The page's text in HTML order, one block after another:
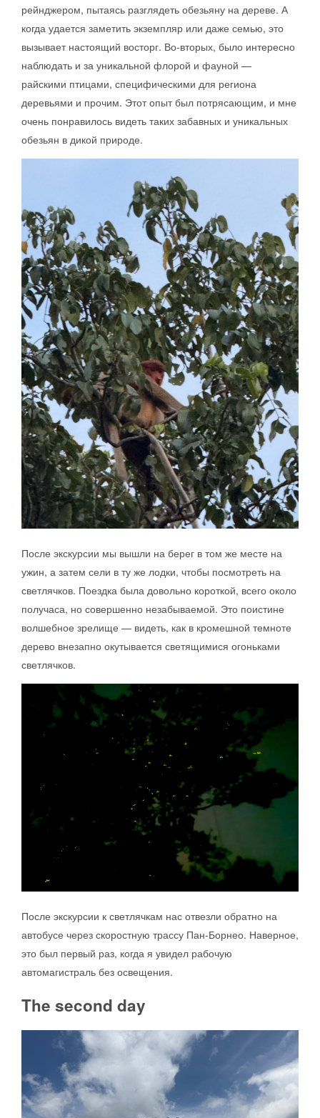
рейнджером, пытаясь разглядеть обезьяну на дереве. А
когда удается заметить экземпляр или даже семью, это
вызывает настоящий восторг. Во-вторых, было интересно
наблюдать и за уникальной флорой и фауной —
райскими птицами, специфическими для региона
деревьями и прочим. Этот опыт был потрясающим, и мне
очень понравилось видеть таких забавных и уникальных
обезьян в дикой природе.
После экскурсии мы вышли на берег в том же месте на
ужин, а затем сели в ту же лодки, чтобы посмотреть на
светлячков. Поездка была довольно короткой, всего около
получаса, но совершенно незабываемой. Это поистине
волшебное зрелище — видеть, как в кромешной темноте
дерево внезапно окутывается светящимися огоньками
светлячков.
После экскурсии к светлячкам нас отвезли обратно на
автобусе через скоростную трассу Пан-Борнео. Наверное,
это был первый раз, когда я увидел рабочую
автомагистраль без освещения.
The second day